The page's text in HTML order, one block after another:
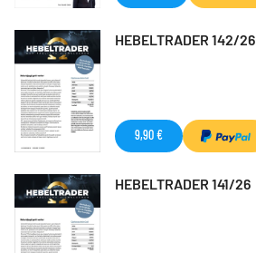
HEBELTRADER 142/26
9,90 €
HEBELTRADER 141/26